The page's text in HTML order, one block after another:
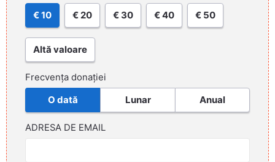
€ 10 € 20 € 30 € 40 € 50
Altă valoare
Frecvența donației
O dată Lunar Anual
ADRESA DE EMAIL